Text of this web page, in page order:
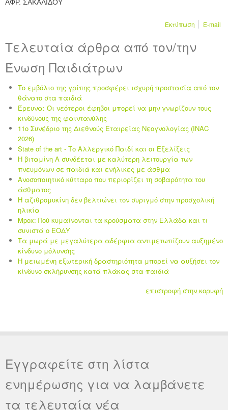
ΑΦΡ. ΣΑΚΑΛΙΔΟΥ
Εκτύπωση E-mail
Τελευταία άρθρα από τον/την
Ένωση Παιδιάτρων
Το εμβόλιο της γρίπης προσφέρει ισχυρή προστασία από τον
θάνατο στα παιδιά
Έρευνα: Οι νεότεροι έφηβοι μπορεί να μην γνωρίζουν τους
κινδύνους της φαιντανύλης
11ο Συνέδριο της Διεθνούς Εταιρείας Νεογνολογίας (INAC
2026)
State of the art - Το Αλλεργικό Παιδί και οι Eξελίξεις
Η βιταμίνη Α συνδέεται με καλύτερη λειτουργία των
πνευμόνων σε παιδιά και ενήλικες με άσθμα
Ανοσοποιητικό κύτταρο που περιορίζει τη σοβαρότητα του
άσθματος
Η αζιθρομυκίνη δεν βελτιώνει τον συριγμό στην προσχολική
ηλικία
Mpox: Πού κυμαίνονται τα κρούσματα στην Ελλάδα και τι
συνιστά ο ΕΟΔΥ
Τα μωρά με μεγαλύτερα αδέρφια αντιμετωπίζουν αυξημένο
κίνδυνο μόλυνσης
Η μειωμένη εξωτερική δραστηριότητα μπορεί να αυξήσει τον
κίνδυνο σκλήρυνσης κατά πλάκας στα παιδιά
επιστροφή στην κορυφή
Εγγραφείτε στη λίστα
ενημέρωσης για να λαμβάνετε
τα τελευταία νέα